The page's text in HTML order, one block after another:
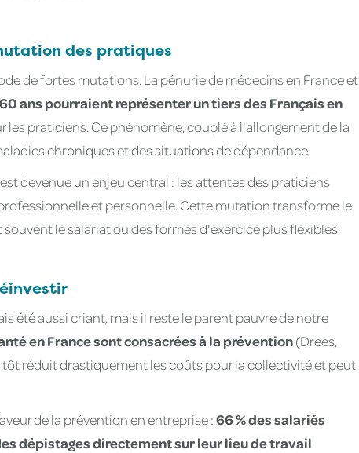
des pratiques
de fortes mutations. La pénurie de médecins en France et
ans pourraient représenter un tiers des Français en
praticiens. Ce phénomène, couplé à l'allongement de la
chroniques et des situations de dépendance.
devenue un enjeu central : les attentes des praticiens
et personnelle. Cette mutation transforme le
le salariat ou des formes d'exercice plus flexibles.
été aussi criant, mais il reste le parent pauvre de notre
en France sont consacrées à la prévention(Drees,
réduit drastiquement les coûts pour la collectivité et peut
de la prévention en entreprise :66 % des salariés
dépistages directement sur leur lieu de travail